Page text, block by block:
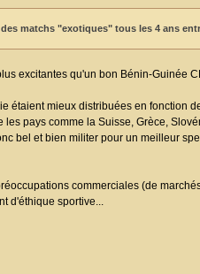
matchs "exotiques" tous les 4 ans
excitantes qu'un bon Bénin-Guinée
étaient mieux distribuées en fonction
pays comme la Suisse, Grèce,
bel et bien militer pour un meilleur
commerciales (de
d'éthique sportive...